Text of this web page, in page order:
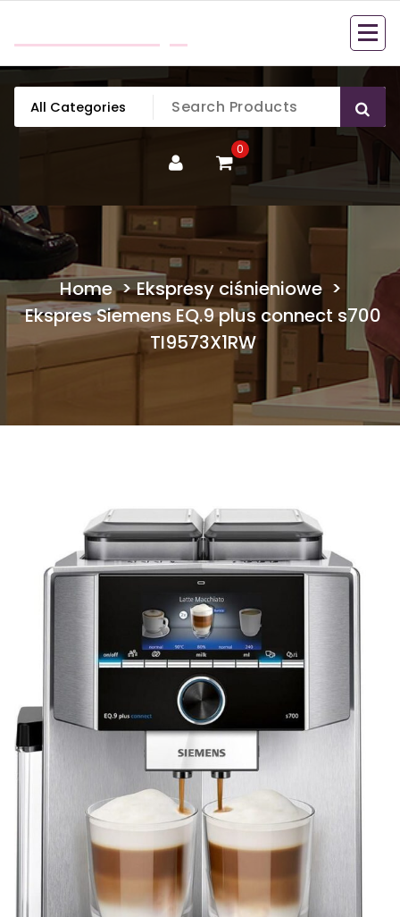
content
0
Home>Ekspresy ciśnieniowe>
Ekspres Siemens EQ.9 plus connect s700
TI9573X1RW